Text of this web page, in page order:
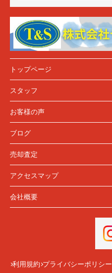
トップページ
スタッフ
お客様の声
ブログ
売却査定
アクセスマップ
会社概要
利用規約 プライバシーポリシー